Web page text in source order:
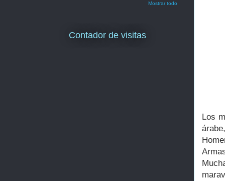
Los
Mostrar todo
Contador de visitas